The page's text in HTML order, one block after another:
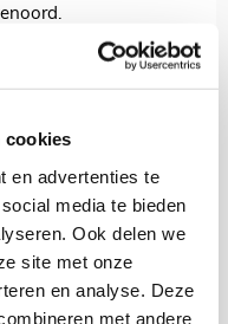
cookies
en advertenties te
media te bieden
Ook delen we
site met onze
en analyse. Deze
met andere
van Ajax zich hard bij
Helaas lukte dat niet,
af te stoffen, met
in het seizoen
2019) ontvingen
Gezien de